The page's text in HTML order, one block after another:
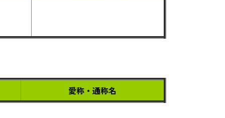
愛称・通称名